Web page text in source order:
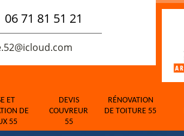
06 71 81 51 21
ET
DE
55
DEVIS
COUVREUR
55
RÉNOVATION
DE TOITURE 55